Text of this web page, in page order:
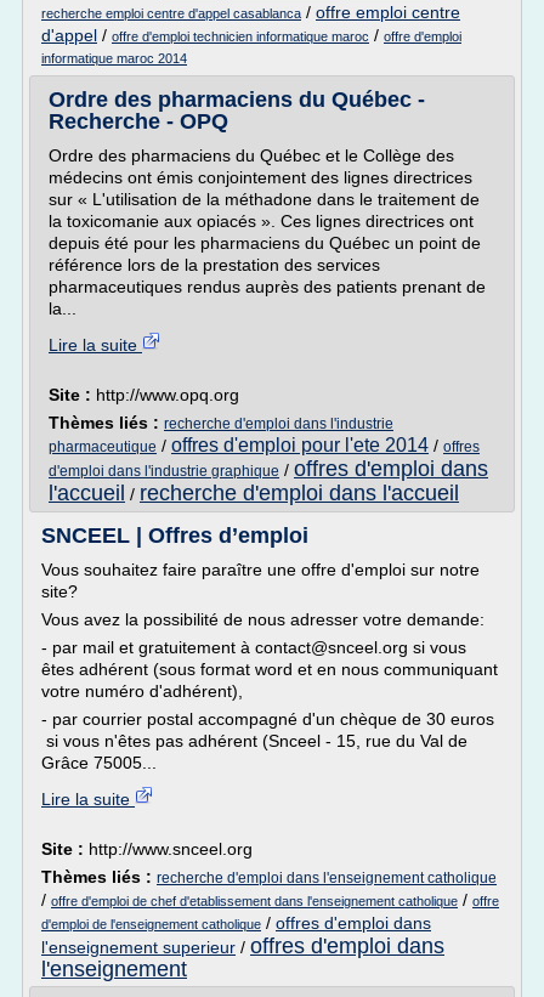
recherche emploi centre d'appel casablanca / offre emploi centre
d'appel / offre d'emploi technicien informatique maroc / offre d'emploi
informatique maroc 2014
Ordre des pharmaciens du Québec -
Recherche - OPQ
Ordre des pharmaciens du Québec et le Collège des
médecins ont émis conjointement des lignes directrices
sur « L'utilisation de la méthadone dans le traitement de
la toxicomanie aux opiacés ». Ces lignes directrices ont
depuis été pour les pharmaciens du Québec un point de
référence lors de la prestation des services
pharmaceutiques rendus auprès des patients prenant de
la...
Lire la suite
Site : http://www.opq.org
Thèmes liés : recherche d'emploi dans l'industrie
pharmaceutique / offres d'emploi pour l'ete 2014 / offres
d'emploi dans l'industrie graphique / offres d'emploi dans
l'accueil / recherche d'emploi dans l'accueil
SNCEEL | Offres d’emploi
Vous souhaitez faire paraître une offre d'emploi sur notre
site?
Vous avez la possibilité de nous adresser votre demande:
- par mail et gratuitement à contact@snceel.org si vous
êtes adhérent (sous format word et en nous communiquant
votre numéro d'adhérent),
- par courrier postal accompagné d'un chèque de 30 euros
si vous n'êtes pas adhérent (Snceel - 15, rue du Val de
Grâce 75005...
Lire la suite
Site : http://www.snceel.org
Thèmes liés : recherche d'emploi dans l'enseignement catholique
/ offre d'emploi de chef d'etablissement dans l'enseignement catholique / offre
d'emploi de l'enseignement catholique / offres d'emploi dans
l'enseignement superieur / offres d'emploi dans
l'enseignement